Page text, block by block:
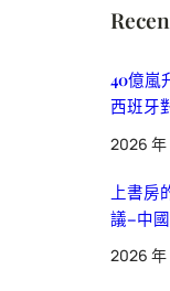
40億嵐
西班牙
2026 年
上書房
議–中
2026 年